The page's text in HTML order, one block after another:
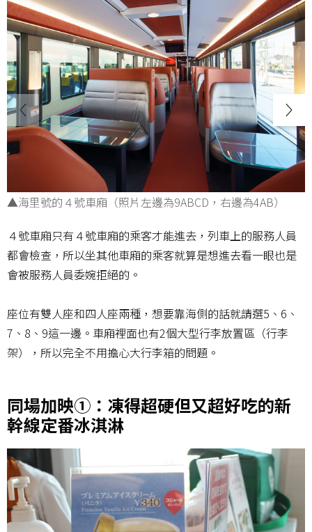
▲海里號的４號車廂（照片左邊為9ABCD，右邊為4AB）
４號車廂只有４號車廂的乘客才能進去，列車上的服務人員
都會檢查，所以坐其他車廂的乘客就算是想進去看一眼也是
會被服務人員委婉拒絕的。
座位有雙人座和四人座兩種，想要靠海側的話就請選5、6、
7、8、9這一邊。車廂裡面也有2個大型行李放置區（行李
架），所以完全不用擔心大行李箱的問題。
同場加映①：凍得超硬但又超好吃的新
幹線定番冰淇淋